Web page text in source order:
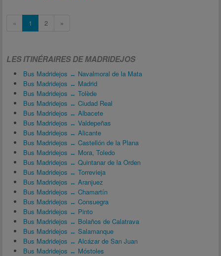
« 1 2 »
LES ITINÉRAIRES DE MADRIDEJOS
Bus Madridejos ↔ Navalmoral de la Mata
Bus Madridejos ↔ Madrid
Bus Madridejos ↔ Tolède
Bus Madridejos ↔ Ciudad Real
Bus Madridejos ↔ Albacete
Bus Madridejos ↔ Valdepeñas
Bus Madridejos ↔ Alicante
Bus Madridejos ↔ Castellón de la Plana
Bus Madridejos ↔ Mora, Toledo
Bus Madridejos ↔ Quintanar de la Orden
Bus Madridejos ↔ Torrevieja
Bus Madridejos ↔ Aranjuez
Bus Madridejos ↔ Chamartín
Bus Madridejos ↔ Consuegra
Bus Madridejos ↔ Pinto
Bus Madridejos ↔ Bolaños de Calatrava
Bus Madridejos ↔ Salamanque
Bus Madridejos ↔ Alcázar de San Juan
Bus Madridejos ↔ Móstoles